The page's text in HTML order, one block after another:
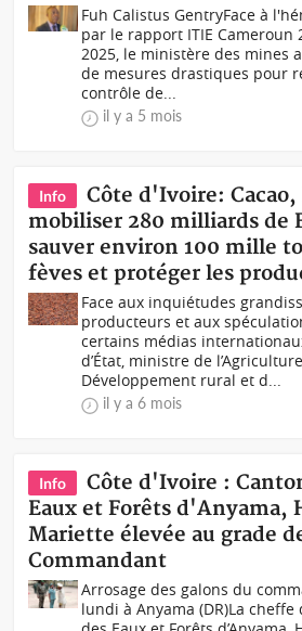
Fuh Calistus GentryFace à
par le rapport ITIE Cameroun
2025, le ministère des mines
de mesures drastiques pour
contrôle de...
il y a 5 mois
Info
Côte d'Ivoire:
mobiliser 280 milliards de
sauver environ 100 mille
fèves et protéger les
Face aux inquiétudes
producteurs et aux
certains médias
d’État, ministre de
Développement rural et d...
il y a 6 mois
Info
Côte d'Ivoire :
Eaux et Forêts d'Anyama,
Mariette élevée au grade
Commandant
Arrosage des galons du
lundi à Anyama (DR)La